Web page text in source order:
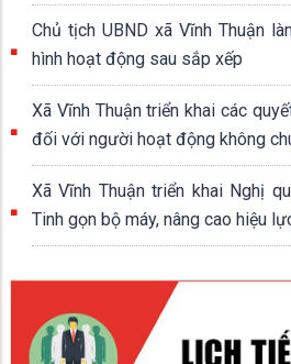
Chủ tịch UBND xã Vĩnh Thuận
hình hoạt động sau sắp xếp
Xã Vĩnh Thuận triển khai các
đối với người hoạt động không
Xã Vĩnh Thuận triển khai Nghị
Tinh gọn bộ máy, nâng cao hiệu